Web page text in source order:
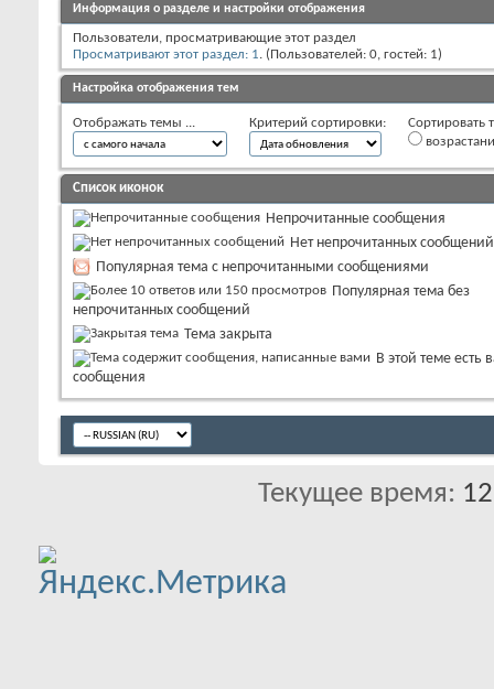
Информация о разделе и настройки отображения
Пользователи, просматривающие этот раздел
Просматривают этот раздел: 1. (Пользователей: 0, гостей: 1)
Настройка отображения тем
Отображать темы ... Критерий сортировки:
Сортировать
Список иконок
Непрочитанные сообщения
Нет непрочитанных сообщений
Популярная тема с непрочитанными сообщениями
Популярная тема без
непрочитанных сообщений
Тема закрыта
В этой теме есть
сообщения
Текущее время: